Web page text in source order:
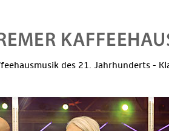
des 21. Jahrhunderts -